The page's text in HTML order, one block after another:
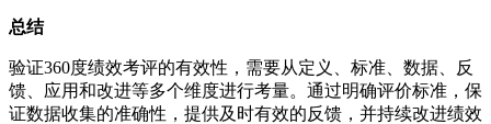
总结
验证360度绩效考评的有效性，需要从定义、标准、数据、反
馈、应用和改进等多个维度进行考量。通过明确评价标准，保
证数据收集的准确性，提供及时有效的反馈，并持续改进绩效